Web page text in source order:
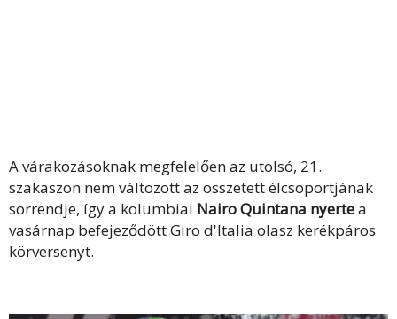
A várakozásoknak megfelelően az utolsó, 21.
szakaszon nem változott az összetett élcsoportjának
sorrendje, így a kolumbiai Nairo Quintana nyertea
vasárnap befejeződött Giro d'Italia olasz kerékpáros
körversenyt.